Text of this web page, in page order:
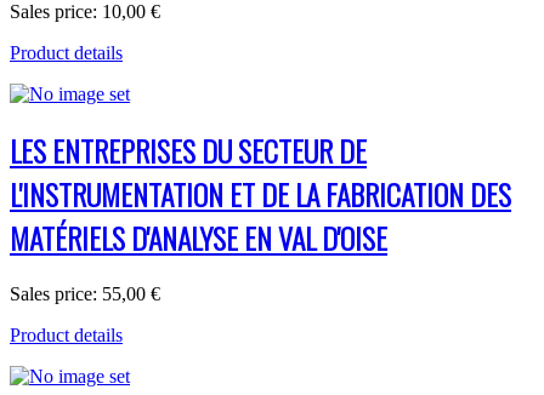
Sales price: 10,00 €
Product details
LES ENTREPRISES DU SECTEUR DE
L'INSTRUMENTATION ET DE LA FABRICATION DES
MATÉRIELS D'ANALYSE EN VAL D'OISE
Sales price: 55,00 €
Product details